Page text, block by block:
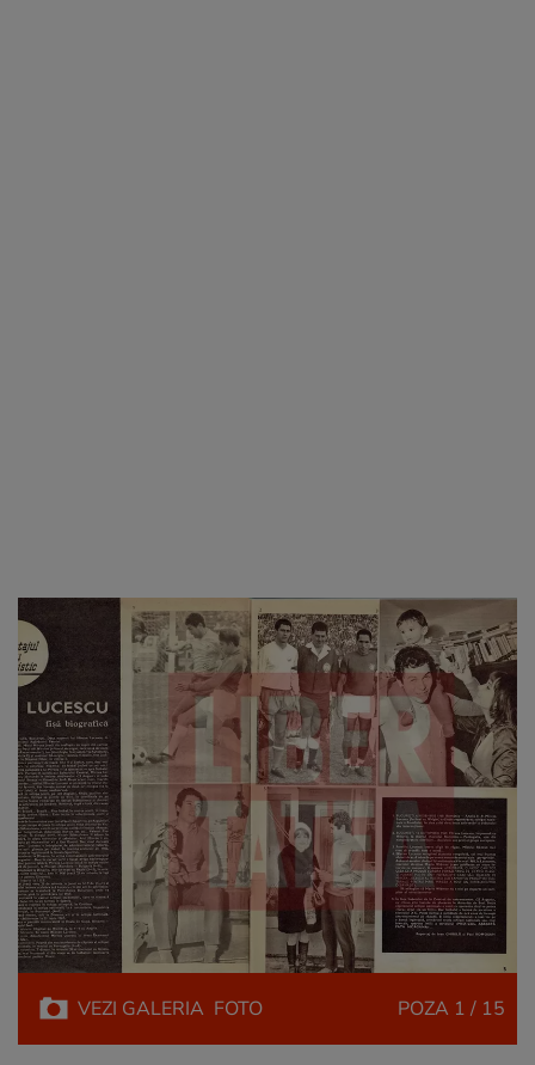
VEZI GALERIA FOTO POZA 1 / 15